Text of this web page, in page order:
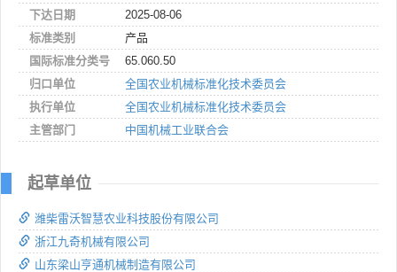
下达日期
2025-08-06
标准类别
产品
国际标准分类号
65.060.50
归口单位
全国农业机械标准化技术委员会
执行单位
全国农业机械标准化技术委员会
主管部门
中国机械工业联合会
起草单位
潍柴雷沃智慧农业科技股份有限公司
浙江九奇机械有限公司
山东梁山亨通机械制造有限公司